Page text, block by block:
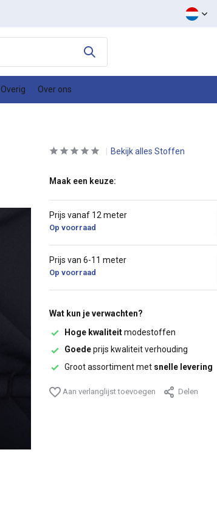
Overig Over ons
Bekijk alles Stoffen
Maak een keuze:
Prijs vanaf 12 meter
Op voorraad
Prijs van 6-11 meter
Op voorraad
Wat kun je verwachten?
Hoge kwaliteitmodestoffen
Goedeprijs kwaliteit verhouding
Groot assortiment met snelle levering
Aan verlanglijst toevoegen Delen